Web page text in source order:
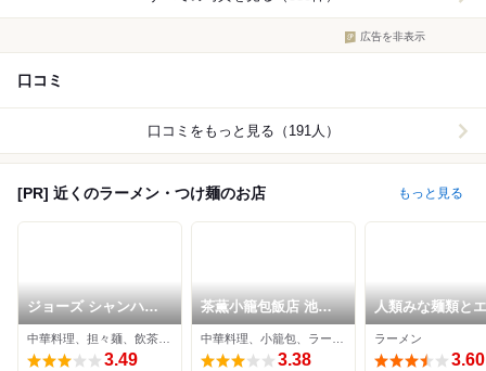
広告を非表示
口コミ
口コミをもっと見る（191人）
[PR] 近くのラーメン・つけ麺のお店 もっと見る
ジョーズ シャンハイ
ニューヨーク 池袋店
3.49
茶薫小籠包飯店 池袋
パルコ店
3.38
人類みな麺類と
ワダ
ラーメン
3.60